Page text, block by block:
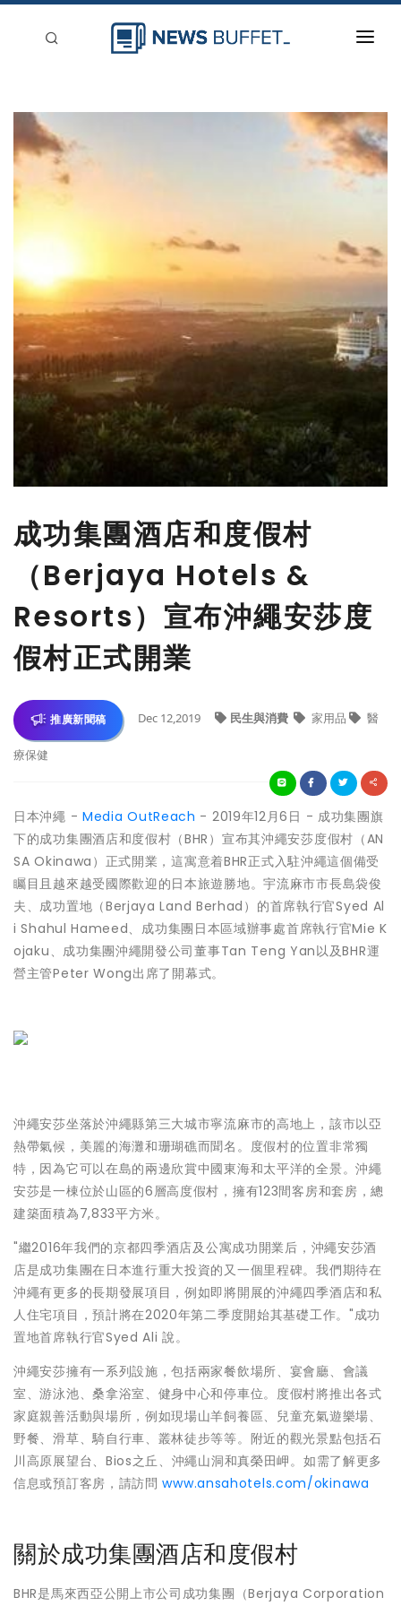
新聞稿分類
登入
成功集團酒店和度假村
（Berjaya Hotels &
Resorts）宣布沖繩安莎度
假村正式開業
推廣新聞稿 Dec 12,2019 民生與消費 家用品 醫
療保健
日本沖繩 - Media OutReach - 2019年12月6日 - 成功集團旗
下的成功集團酒店和度假村（BHR）宣布其沖繩安莎度假村（AN
SA Okinawa）正式開業，這寓意着BHR正式入駐沖繩這個備受
矚目且越來越受國際歡迎的日本旅遊勝地。宇流麻市市長島袋俊
夫、成功置地（Berjaya Land Berhad）的首席執行官Syed Al
i Shahul Hameed、成功集團日本區域辦事處首席執行官Mie K
ojaku、成功集團沖繩開發公司董事Tan Teng Yan以及BHR運
營主管Peter Wong出席了開幕式。
沖繩安莎坐落於沖繩縣第三大城市寧流麻市的高地上，該市以亞
熱帶氣候，美麗的海灘和珊瑚礁而聞名。度假村的位置非常獨
特，因為它可以在島的兩邊欣賞中國東海和太平洋的全景。沖繩
安莎是一棟位於山區的6層高度假村，擁有123間客房和套房，總
建築面積為7,833平方米。
"繼2016年我們的京都四季酒店及公寓成功開業后，沖繩安莎酒
店是成功集團在日本進行重大投資的又一個里程碑。我們期待在
沖繩有更多的長期發展項目，例如即將開展的沖繩四季酒店和私
人住宅項目，預計將在2020年第二季度開始其基礎工作。"成功
置地首席執行官Syed Ali 說。
沖繩安莎擁有一系列設施，包括兩家餐飲場所、宴會廳、會議
室、游泳池、桑拿浴室、健身中心和停車位。度假村將推出各式
家庭親善活動與場所，例如現場山羊飼養區、兒童充氣遊樂場、
野餐、滑草、騎自行車、叢林徒步等等。附近的觀光景點包括石
川高原展望台、Bios之丘、沖繩山洞和真榮田岬。如需了解更多
信息或預訂客房，請訪問www.ansahotels.com/okinawa
關於成功集團酒店和度假村
BHR是馬來西亞公開上市公司成功集團（Berjaya Corporation